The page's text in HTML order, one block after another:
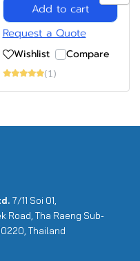
Add to cart
Request a Quote
Wishlist Compare
(1)
7/11 Soi 01,
Road, Tha Raeng Sub-
Thailand